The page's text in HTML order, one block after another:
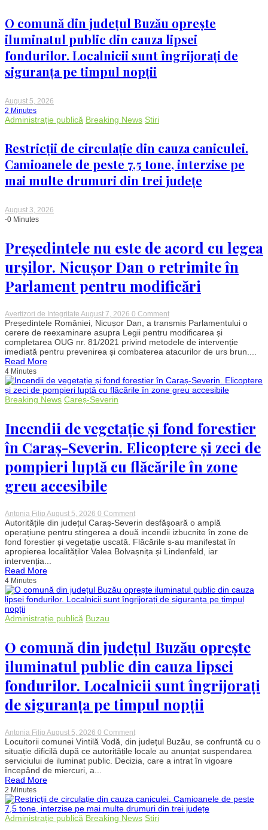
O comună din județul Buzău oprește
iluminatul public din cauza lipsei
fondurilor. Localnicii sunt îngrijorați de
siguranța pe timpul nopții
August 5, 2026
2 Minutes
Administrație publică Breaking News Stiri
Restricții de circulație din cauza caniculei.
Camioanele de peste 7,5 tone, interzise pe
mai multe drumuri din trei județe
August 3, 2026
-0 Minutes
Președintele nu este de acord cu legea
urșilor. Nicușor Dan o retrimite în
Parlament pentru modificări
Avertizori de Integritate August 7, 2026 0 Commenton
Președintele
nu
este
de
acord
urșilor.
Nicușor
Dan
Parlament
pentru
modificări
Președintele României, Nicușor Dan, a transmis Parlamentului o
cerere de reexaminare asupra Legii pentru modificarea și
completarea OUG nr. 81/2021 privind metodele de intervenție
imediată pentru prevenirea și combaterea atacurilor de urs brun....
Read More
4 Minutes
Breaking News Careș-Severin
Incendii de vegetație și fond forestier
în Caraș-Severin. Elicoptere și zeci de
pompieri luptă cu flăcările în zone
greu accesibile
Antonia Filip August 5, 2026 0 Commenton
Incendii
de
vegetație
și
fond
Severin.
Elicoptere
și
cu
flăcările
în
zone
greu
accesibile
Autoritățile din județul Caraș-Severin desfășoară o amplă
operațiune pentru stingerea a două incendii izbucnite în zone de
fond forestier și vegetație uscată. Flăcările s-au manifestat în
apropierea localităților Valea Bolvașnița și Lindenfeld, iar
intervenția...
Read More
4 Minutes
Administrație publică Buzau
O comună din județul Buzău oprește
iluminatul public din cauza lipsei
fondurilor. Localnicii sunt îngrijorați
de siguranța pe timpul nopții
Antonia Filip August 5, 2026 0 Commenton
O
comună
din
județul
public
din
cauza
lipsei
Locuitorii comunei Vintilă Vodă, din județul Buzău, se confruntă cu o
situație dificilă după ce autoritățile locale au anunțat suspendarea
serviciului de iluminat public. Decizia, care a intrat în vigoare
începând de miercuri, a...
Read More
2 Minutes
Administrație publică Breaking News Stiri